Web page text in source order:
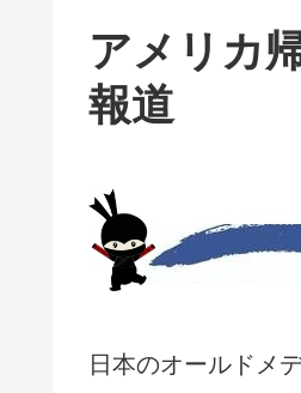
アメリカ
報道
日本のオールドメ